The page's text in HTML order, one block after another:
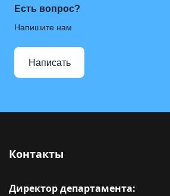
Есть вопрос?
Напишите нам
Написать
Контакты
Директор департамента: